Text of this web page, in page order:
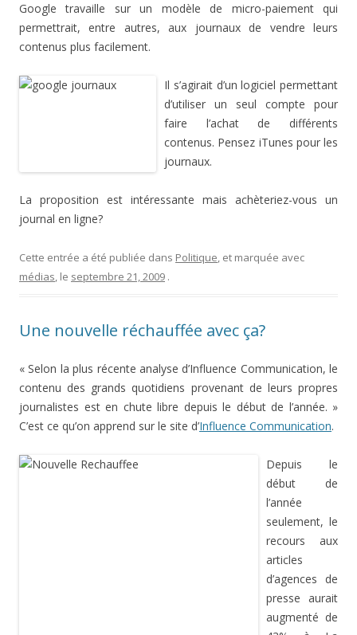
Google travaille sur un modèle de micro-paiement qui
permettrait, entre autres, aux journaux de vendre leurs
contenus plus facilement.
Il s’agirait d’un logiciel permettant
d’utiliser un seul compte pour
faire l’achat de différents
contenus. Pensez iTunes pour les
journaux.
La proposition est intéressante mais achèteriez-vous un
journal en ligne?
Cette entrée a été publiée dans Politique, et marquée avec
médias, le septembre 21, 2009 .
Une nouvelle réchauffée avec ça?
« Selon la plus récente analyse d’Influence Communication, le
contenu des grands quotidiens provenant de leurs propres
journalistes est en chute libre depuis le début de l’année. »
C’est ce qu’on apprend sur le site d’Influence Communication.
Depuis le
début de
l’année
seulement, le
recours aux
articles
d’agences de
presse aurait
augmenté de